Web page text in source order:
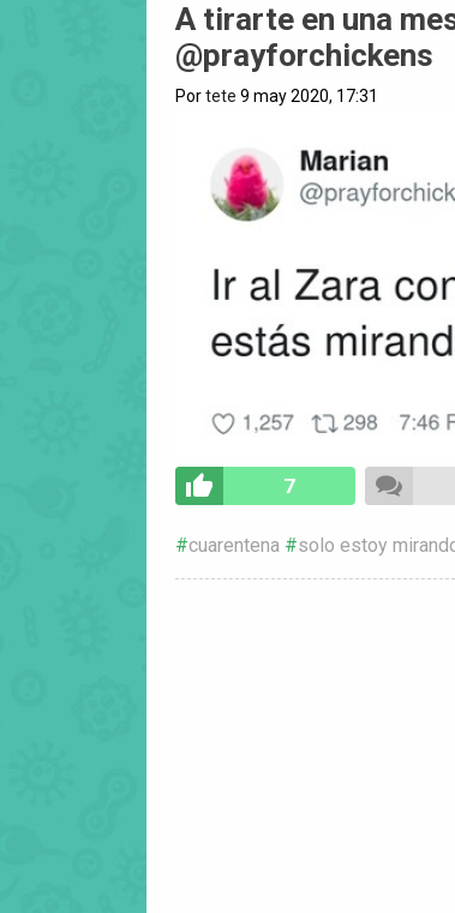
A tirarte en una
@prayforchickens
Portete 9 may 2020, 17:31
7
cuarentena solo estoy